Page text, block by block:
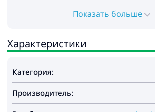
фиксации для прямолинейного
накладками
- Вместительная корзина для
* Люлька:
- Для детей с рождения до 6-8
- Регулировка наклона спинки
- Жесткое дно люльки и боковины
Показать больше
Характеристики
Категория:
Производитель: